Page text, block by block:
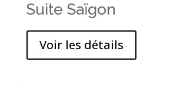
Suite Saïgon
Voir les détails